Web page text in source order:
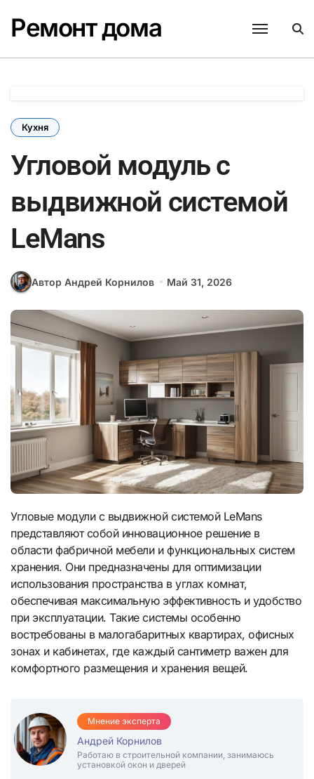
содержанию
Ремонт дома
Кухня
Угловой модуль с
выдвижной системой
LeMans
Автор Андрей Корнилов Май 31, 2026
Угловые модули с выдвижной системой LeMans
представляют собой инновационное решение в
области фабричной мебели и функциональных систем
хранения. Они предназначены для оптимизации
использования пространства в углах комнат,
обеспечивая максимальную эффективность и удобство
при эксплуатации. Такие системы особенно
востребованы в малогабаритных квартирах, офисных
зонах и кабинетах, где каждый сантиметр важен для
комфортного размещения и хранения вещей.
Мнение эксперта
Андрей Корнилов
Работаю в строительной компании, занимаюсь
установкой окон и дверей